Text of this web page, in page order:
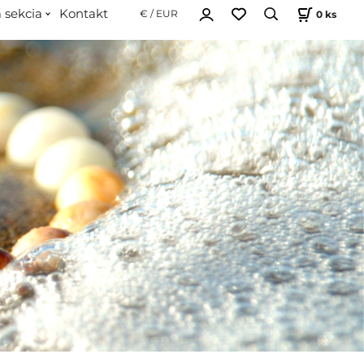
sekcia Kontakt € / EUR 0 ks